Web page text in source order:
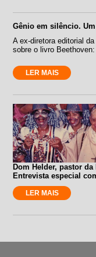
Gênio em silêncio.
A ex-diretora editorial
sobre o livro
LER MAIS
Dom Helder, pastor
Entrevista especial
LER MAIS